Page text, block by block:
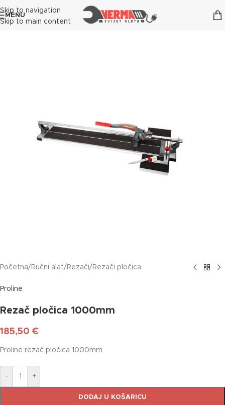
Skip to navigation
Skip to main content
MENU
Početna/ Ručni alat/ Rezači/ Rezači pločica
Proline
Rezač pločica 1000mm
185,50 €
Proline rezač pločica 1000mm
- +
DODAJ U KOŠARICU